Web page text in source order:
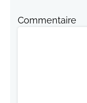
Commentaire